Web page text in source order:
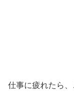
仕事に疲れたら